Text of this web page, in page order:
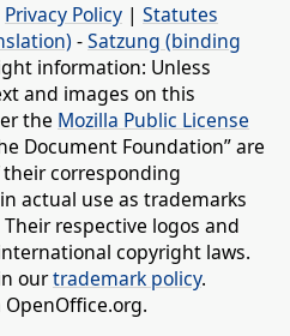
Privacy Policy | Statutes
-Satzung (binding
information: Unless
and images on this
the Mozilla Public License
Document Foundation” are
corresponding
actual use as trademarks
respective logos and
copyright laws.
ourtrademark policy.